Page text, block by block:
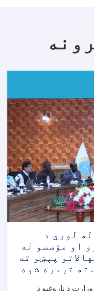
لوري د
او مؤسسو له
پېښو ته
ترسره شوه
د ناروغيو د